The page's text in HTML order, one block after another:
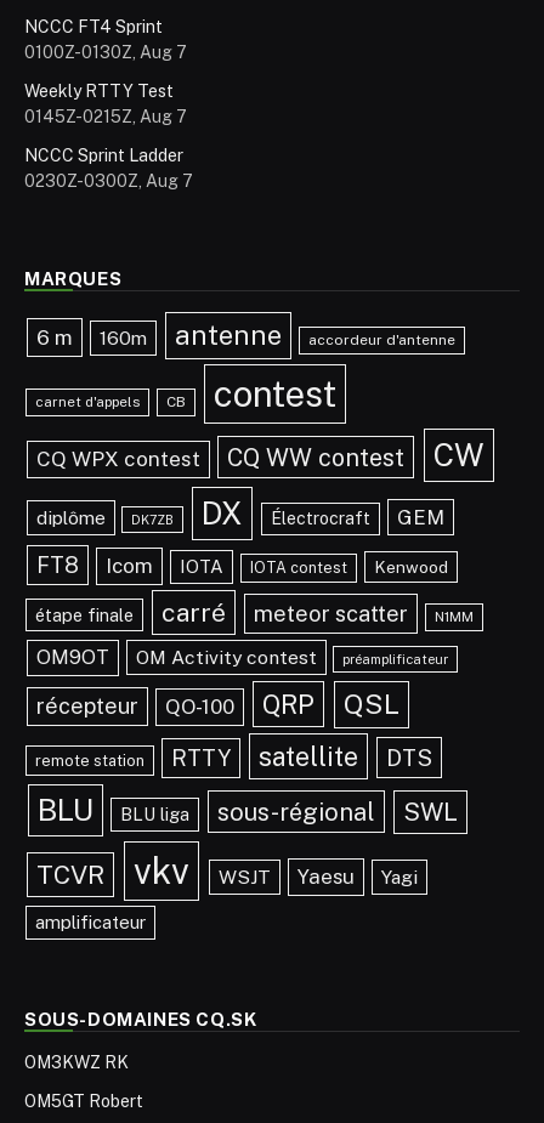
NCCC FT4 Sprint
0100Z-0130Z, Aug 7
Weekly RTTY Test
0145Z-0215Z, Aug 7
NCCC Sprint Ladder
0230Z-0300Z, Aug 7
MARQUES
6 m 160m antenne accordeur d'antenne
carnet d'appels CB contest
CQ WPX contest CQ WW contest CW
diplôme DK7ZB DX Électrocraft GEM
FT8 Icom IOTA IOTA contest Kenwood
étape finale carré meteor scatter N1MM
OM9OT OM Activity contest préamplificateur
récepteur QO-100 QRP QSL
remote station RTTY satellite DTS
BLU BLU liga sous-régional SWL
TCVR vkv WSJT Yaesu Yagi
amplificateur
SOUS-DOMAINES CQ.SK
OM3KWZ RK
OM5GT Robert